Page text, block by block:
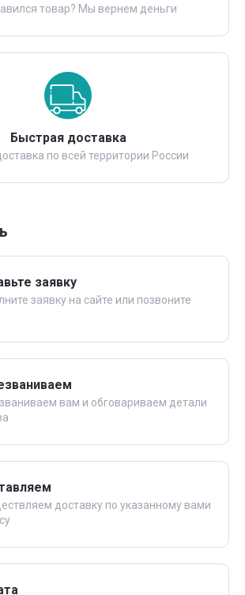
товар? Мы вернем деньги
Быстрая доставка
по всей территории России
заявку
заявку на сайте или позвоните
вам и обговариваем детали
доставку по указанному вами